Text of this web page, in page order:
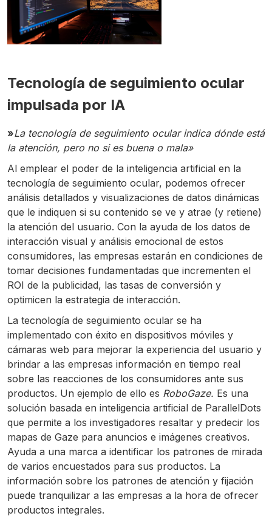
Tecnología de seguimiento ocular
impulsada por IA
»La tecnología de seguimiento ocular indica dónde está
la atención, pero no si es buena o mala»
Al emplear el poder de la inteligencia artificial en la
tecnología de seguimiento ocular, podemos ofrecer
análisis detallados y visualizaciones de datos dinámicas
que le indiquen si su contenido se ve y atrae (y retiene)
la atención del usuario. Con la ayuda de los datos de
interacción visual y análisis emocional de estos
consumidores, las empresas estarán en condiciones de
tomar decisiones fundamentadas que incrementen el
ROI de la publicidad, las tasas de conversión y
optimicen la estrategia de interacción.
La tecnología de seguimiento ocular se ha
implementado con éxito en dispositivos móviles y
cámaras web para mejorar la experiencia del usuario y
brindar a las empresas información en tiempo real
sobre las reacciones de los consumidores ante sus
productos. Un ejemplo de ello es RoboGaze. Es una
solución basada en inteligencia artificial de ParallelDots
que permite a los investigadores resaltar y predecir los
mapas de Gaze para anuncios e imágenes creativos.
Ayuda a una marca a identificar los patrones de mirada
de varios encuestados para sus productos. La
información sobre los patrones de atención y fijación
puede tranquilizar a las empresas a la hora de ofrecer
productos integrales.